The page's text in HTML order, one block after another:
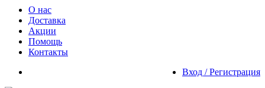
О нас
Доставка
Акции
Помощь
Контакты
Вход / Регистрация